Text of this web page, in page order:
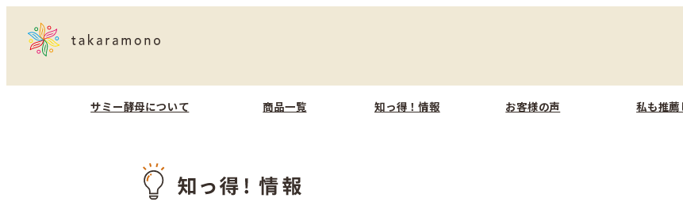
サミー酵母について 商品一覧 知っ得！情報 お客様の声 私も推薦